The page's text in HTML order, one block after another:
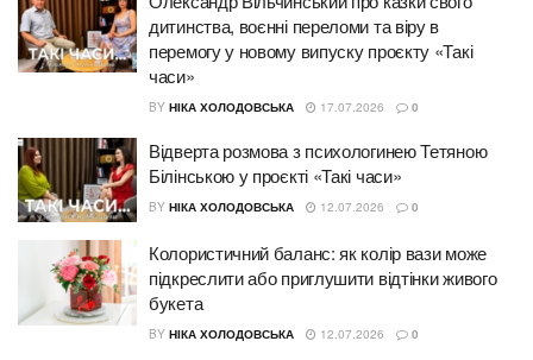
дитинства, воєнні переломи та віру в
перемогу у новому випуску проєкту «Такі
часи»
BY НІКА ХОЛОДОВСЬКА 17.07.2026 0
Відверта розмова з психологинею Тетяною
Білінською у проєкті «Такі часи»
BY НІКА ХОЛОДОВСЬКА 12.07.2026 0
Колористичний баланс: як колір вази може
підкреслити або приглушити відтінки живого
букета
BY НІКА ХОЛОДОВСЬКА 12.07.2026 0